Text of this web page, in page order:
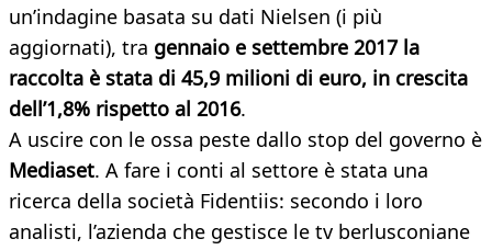
un’indagine basata su dati Nielsen (i più
aggiornati), tra gennaio e settembre 2017 la
raccolta è stata di 45,9 milioni di euro, in crescita
dell’1,8% rispetto al 2016.
A uscire con le ossa peste dallo stop del governo è
Mediaset. A fare i conti al settore è stata una
ricerca della società Fidentiis: secondo i loro
analisti, l’azienda che gestisce le tv berlusconiane